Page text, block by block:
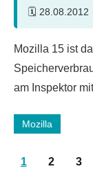
28.08.2012
Kommentar
Mozilla 15 ist
am Inspektor
Mozilla
1 2 3